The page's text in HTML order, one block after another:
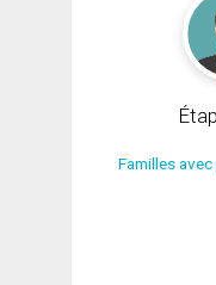
Familles